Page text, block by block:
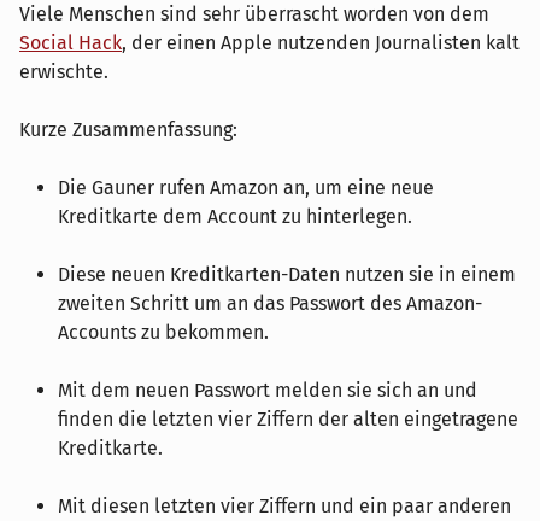
Viele Menschen sind sehr überrascht worden von dem
Social Hack, der einen Apple nutzenden Journalisten kalt
erwischte.
Kurze Zusammenfassung:
Die Gauner rufen Amazon an, um eine neue
Kreditkarte dem Account zu hinterlegen.
Diese neuen Kreditkarten-Daten nutzen sie in einem
zweiten Schritt um an das Passwort des Amazon-
Accounts zu bekommen.
Mit dem neuen Passwort melden sie sich an und
finden die letzten vier Ziffern der alten eingetragene
Kreditkarte.
Mit diesen letzten vier Ziffern und ein paar anderen